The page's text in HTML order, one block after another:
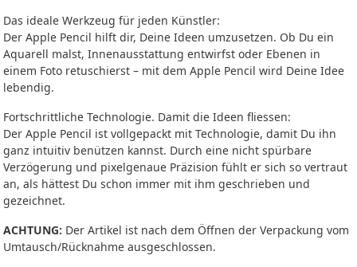
Das ideale Werkzeug für jeden Künstler:
Der Apple Pencil hilft dir, Deine Ideen umzusetzen. Ob Du ein
Aquarell malst, Innenausstattung entwirfst oder Ebenen in
einem Foto retuschierst – mit dem Apple Pencil wird Deine Idee
lebendig.
Fortschrittliche Technologie. Damit die Ideen fliessen:
Der Apple Pencil ist vollgepackt mit Technologie, damit Du ihn
ganz intuitiv benützen kannst. Durch eine nicht spürbare
Verzögerung und pixelgenaue Präzision fühlt er sich so vertraut
an, als hättest Du schon immer mit ihm geschrieben und
gezeichnet.
ACHTUNG: Der Artikel ist nach dem Öffnen der Verpackung vom
Umtausch/Rücknahme ausgeschlossen.